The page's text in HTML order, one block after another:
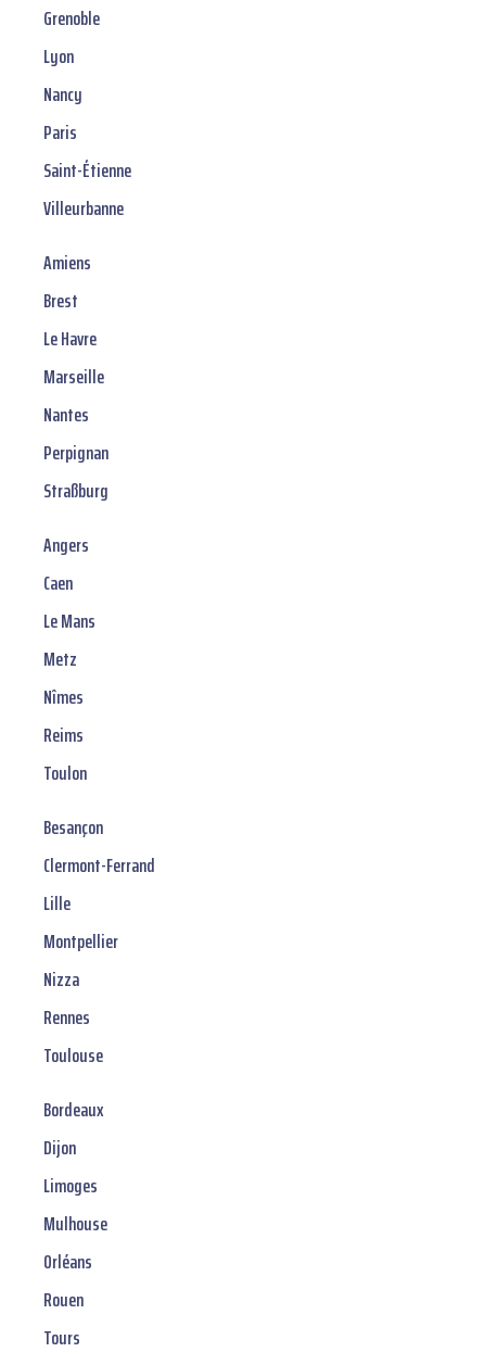
Grenoble
Lyon
Nancy
Paris
Saint-Étienne
Villeurbanne
Amiens
Brest
Le Havre
Marseille
Nantes
Perpignan
Straßburg
Angers
Caen
Le Mans
Metz
Nîmes
Reims
Toulon
Besançon
Clermont-Ferrand
Lille
Montpellier
Nizza
Rennes
Toulouse
Bordeaux
Dijon
Limoges
Mulhouse
Orléans
Rouen
Tours